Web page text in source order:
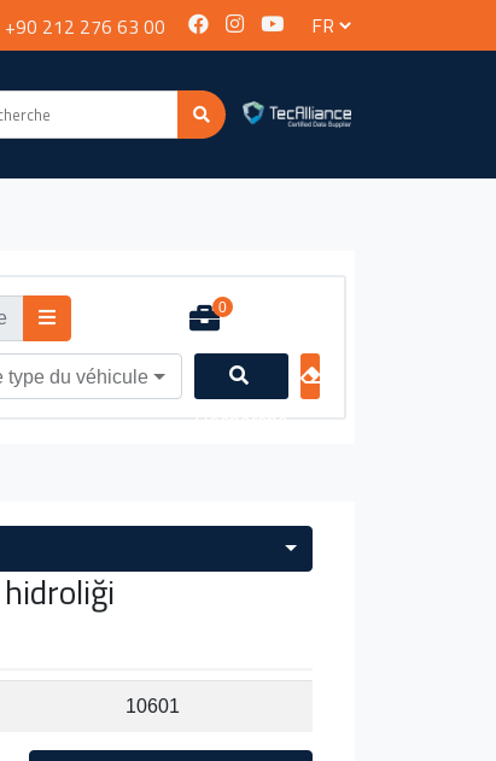
+90 212 276 63 00
0
type du véhicule
10601